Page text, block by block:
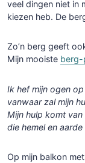
veel dingen niet in
kiezen heb. De
Zo’n berg geeft
Mijn mooiste berg-
Ik hef mijn ogen
vanwaar zal mijn
Mijn hulp komt van
die hemel en
Op mijn balkon